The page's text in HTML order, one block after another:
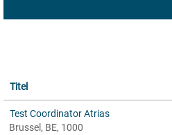
Titel
Test Coordinator Atrias
Brussel, BE, 1000